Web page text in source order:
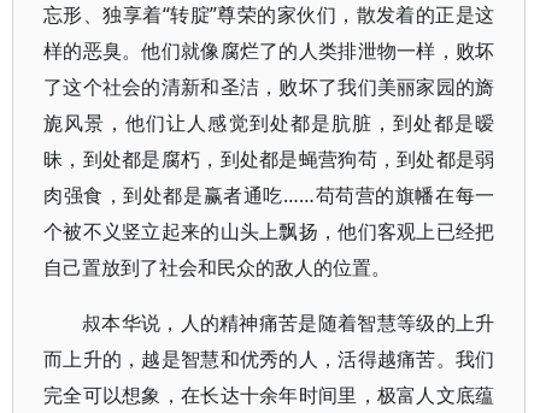
忘形、独享着“转腚”尊荣的家伙们，散发着的正是这
样的恶臭。他们就像腐烂了的人类排泄物一样，败坏
了这个社会的清新和圣洁，败坏了我们美丽家园的旖
旎风景，他们让人感觉到处都是肮脏，到处都是暧
昧，到处都是腐朽，到处都是蝇营狗苟，到处都是弱
肉强食，到处都是赢者通吃……苟苟营的旗幡在每一
个被不义竖立起来的山头上飘扬，他们客观上已经把
自己置放到了社会和民众的敌人的位置。
叔本华说，人的精神痛苦是随着智慧等级的上升
而上升的，越是智慧和优秀的人，活得越痛苦。我们
完全可以想象，在长达十余年时间里，极富人文底蕴